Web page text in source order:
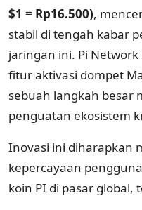
$1 = Rp16.500),
stabil di tengah kabar
jaringan ini. Pi
fitur aktivasi dompet
sebuah langkah besar
penguatan ekosistem
Inovasi ini diharapkan
kepercayaan
koin PI di pasar global,